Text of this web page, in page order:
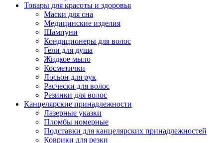
Товары для красоты и здоровья
Маски для сна
Медицинские изделия
Шампуни
Кондиционеры для волос
Гели для душа
Жидкое мыло
Косметички
Лосьон для рук
Расчески для волос
Резинки для волос
Канцелярские принадлежности
Лазерные указки
Пломбы номерные
Подставки для канцелярских принадлежностей
Коврики для резки